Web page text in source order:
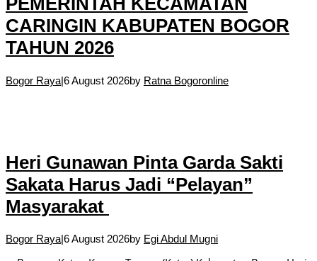
CARINGIN KABUPATEN BOGOR
TAHUN 2026
Bogor Raya|6 August 2026by Ratna Bogoronline
Heri Gunawan Pinta Garda Sakti
Sakata Harus Jadi “Pelayan”
Masyarakat
Bogor Raya|6 August 2026by Egi Abdul Mugni